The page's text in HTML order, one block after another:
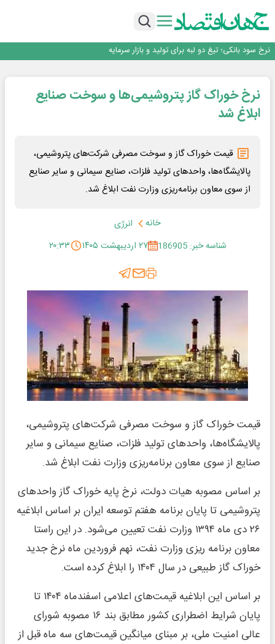
عبور فکور صنعت از مرز ۵۳ همت درآمد
نرخ سود بانکی؛ تیغ دو لبه برای تولید و بازار سرمایه
طلسم خانه‌سازی چینی‌ها در ایران شکسته می‌شود؟
عبور فکور صنعت از مرز ۵۳ همت درآمد
رییس‌کل بیمه مرکزی: برای حقوق مردم خط قرمز ندارم
نرخ خوراک گاز پتروشیمی‌ها و سوخت صنایع
ابلاغ شد
قیمت خوراک گاز و سوخت مصرفی شرکت‌های پتروشیمی،
پالایشگاه‌ها، واحدهای تولید فلزات، صنایع سیمانی و سایر صنایع
از سوی معاون برنامه‌ریزی وزارت نفت ابلاغ شد.
خانه
انرژی
شناسه خبر: 186905
۲۷ اردیبهشت ۱۴۰۵ ۲۰:۳۳
قیمت خوراک گاز و سوخت مصرفی شرکت‌های پتروشیمی،
پالایشگاه‌ها، واحدهای تولید فلزات، صنایع سیمانی و سایر
صنایع از سوی معاون برنامه‌ریزی وزارت نفت ابلاغ شد.
بر اساس مصوبه هیات دولت، نرخ پایه خوراک گاز واحدهای
پتروشیمی تا پایان برنامه هفتم توسعه ایران بر اساس ابلاغیه
۲۶ دی ماه ۱۳۹۴ وزارت نفت تعیین می‌شود. در این راستا
معاون برنامه ریزی وزارت نفت، نهم فروردین ماه نرخ جدید
خوراک گاز طبیعی در سال ۱۴۰۴ را ابلاغ کرده است.
بر اساس این ابلاغیه قیمت‌های اعلامی اسفندماه ۱۴۰۴ تا
پایان شرایط اضطراری کشور مطابق بند ۱۶ مصوبه شورای
عالی امنیت ملی، بر مبنای میانگین قیمت‌های سه ماه قبل از